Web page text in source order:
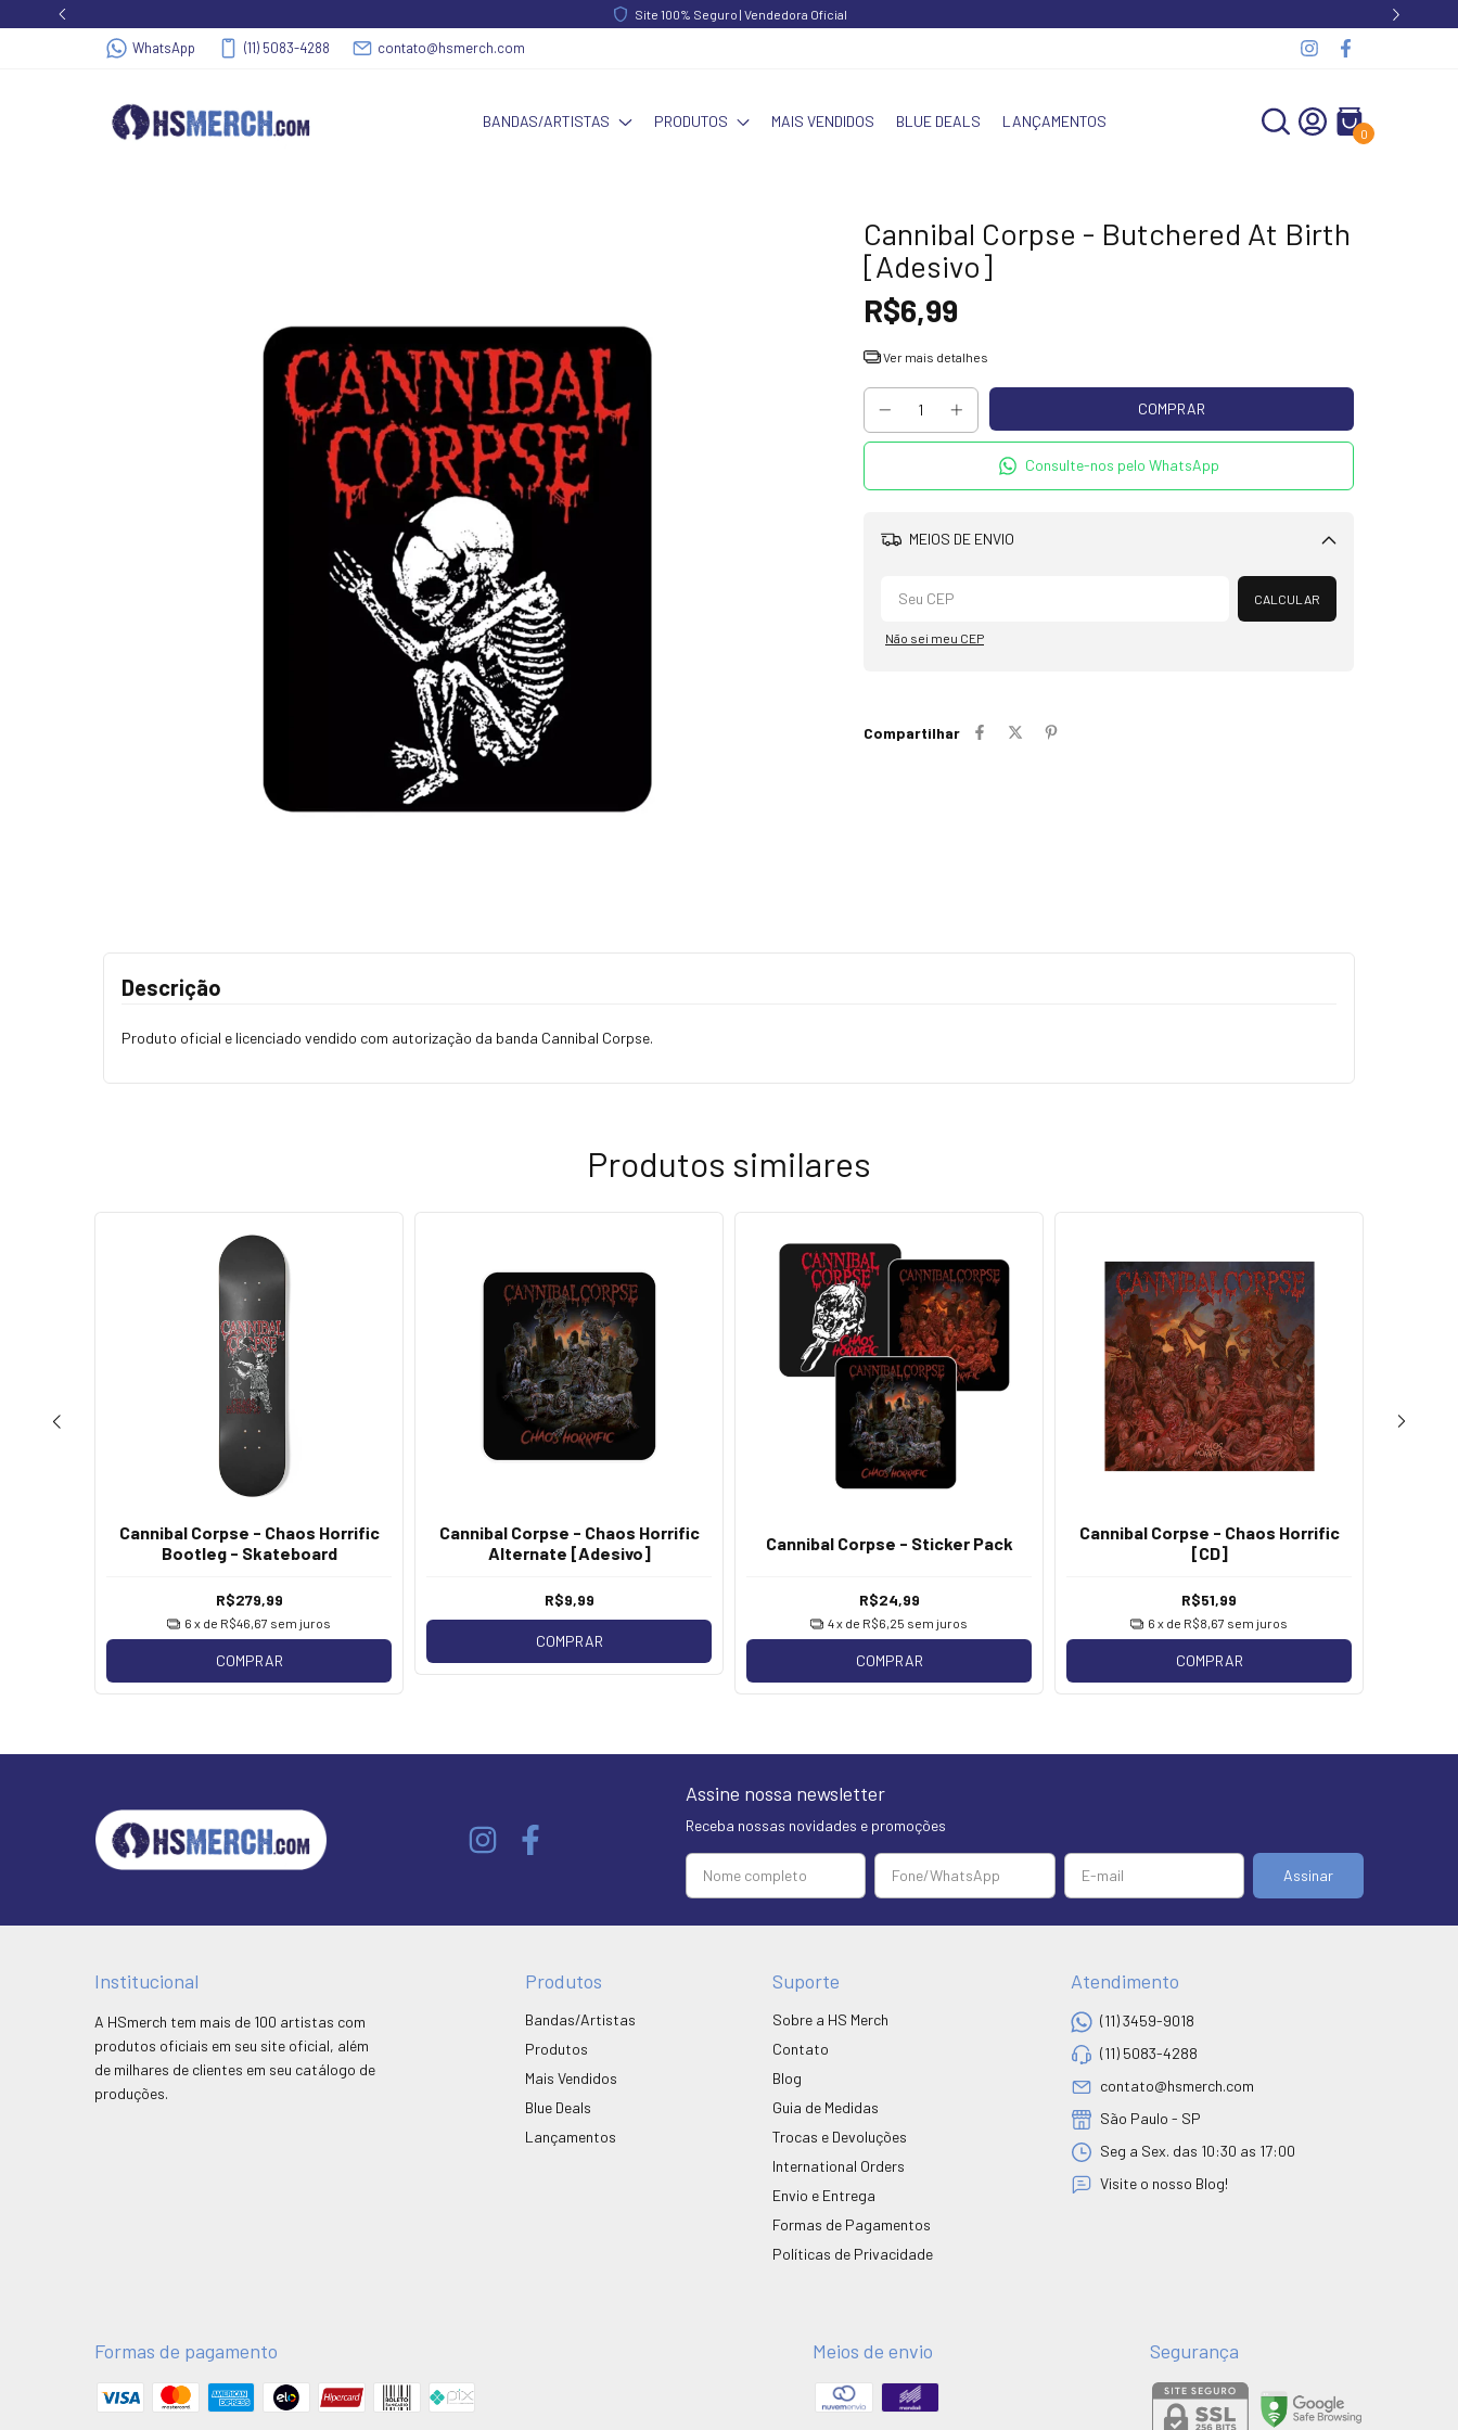
Site 100% Seguro | Vendedora Oficial
WhatsApp (11) 5083-4288 contato@hsmerch.com
BANDAS/ARTISTAS PRODUTOS MAIS VENDIDOS BLUE DEALS LANÇAMENTOS
0
Cannibal Corpse - Butchered At Birth
[Adesivo]
R$6,99
Ver mais detalhes
Consulte-nos pelo WhatsApp
MEIOS DE ENVIO
Alterar CEP
CALCULAR
Não sei meu CEP
Compartilhar
Descrição
Produto oficial e licenciado vendido com autorização da banda Cannibal Corpse.
Produtos similares
Cannibal Corpse - Chaos Horrific
Bootleg - Skateboard
R$279,99
6 x de R$46,67 sem juros
COMPRAR
Cannibal Corpse - Chaos Horrific
Alternate [Adesivo]
R$9,99
COMPRAR
Cannibal Corpse - Sticker Pack
R$24,99
4x de R$6,25 sem juros
COMPRAR
Cannibal Corpse - Chaos Horrific
[CD]
R$51,99
6 x de R$8,67 sem juros
COMPRAR
Assine nossa newsletter
Receba nossas novidades e promoções
Institucional
A HSmerch tem mais de 100 artistas com
produtos oficiais em seu site oficial, além
de milhares de clientes em seu catálogo de
produções.
Produtos
Bandas/Artistas
Produtos
Mais Vendidos
Blue Deals
Lançamentos
Suporte
Sobre a HS Merch
Contato
Blog
Guia de Medidas
Trocas e Devoluções
International Orders
Envio e Entrega
Formas de Pagamentos
Políticas de Privacidade
Atendimento
(11) 3459-9018
(11) 5083-4288
contato@hsmerch.com
São Paulo - SP
Seg a Sex. das 10:30 as 17:00
Visite o nosso Blog!
Formas de pagamento Meios de envio Segurança